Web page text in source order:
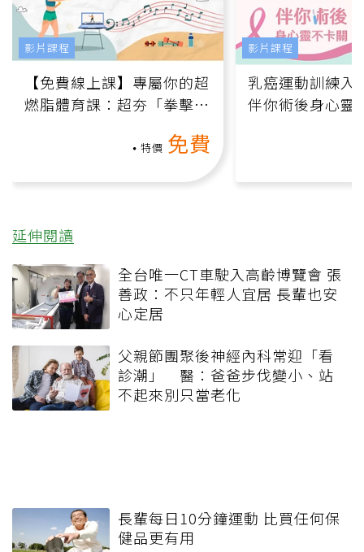
【免費線上課】專屬你的超
燃脂體育課：超夯「拳擊有
特價 免費
影片課程
乳癌運動訓練入
伴你術後身心靈
影片課程
延伸閱讀
全台唯一CT車駛入高齡博覽會 張
善政：不只年輕人宜居 長輩也安
心定居
父親節團聚後神經內科常迎「看
診潮」 醫：爸爸步伐變小、站
不起來別只當老化
長輩每日10分鐘運動 比買任何保
健品更有用